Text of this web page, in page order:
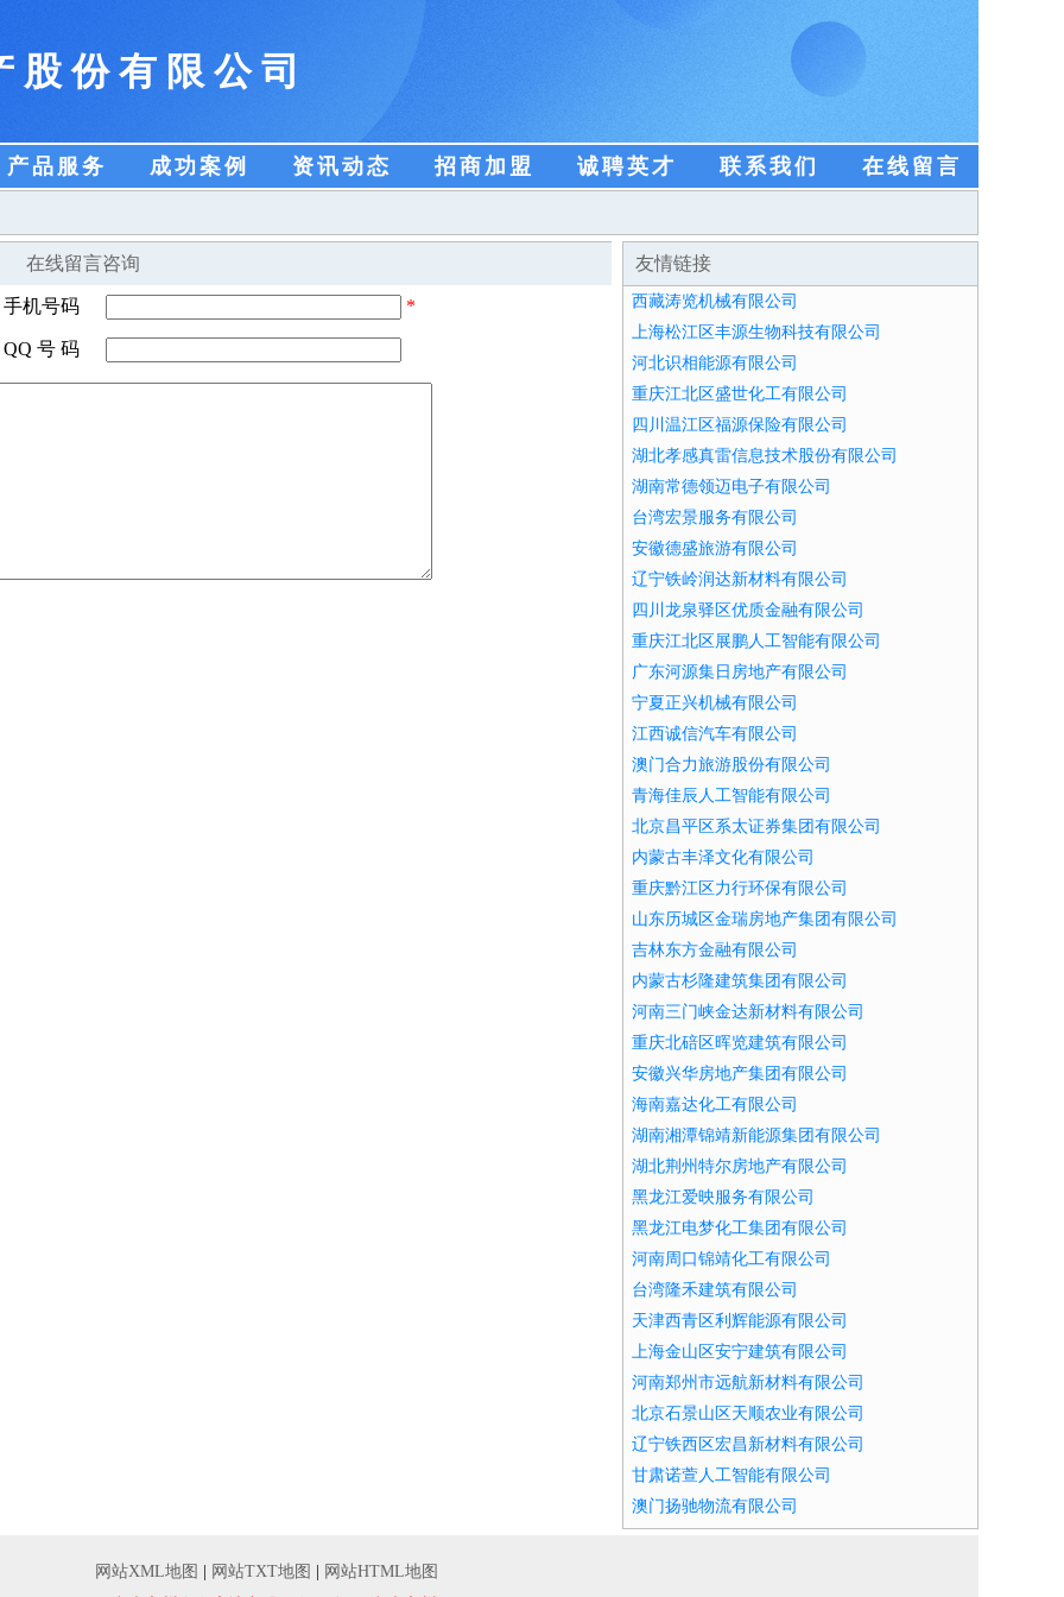
份有限公司
产品服务 成功案例 资讯动态 招商加盟 诚聘英才 联系我们 在线留言
在线留言咨询
手机号码 *
QQ 号 码
友情链接
西藏涛览机械有限公司
上海松江区丰源生物科技有限公司
河北识相能源有限公司
重庆江北区盛世化工有限公司
四川温江区福源保险有限公司
湖北孝感真雷信息技术股份有限公司
湖南常德领迈电子有限公司
台湾宏景服务有限公司
安徽德盛旅游有限公司
辽宁铁岭润达新材料有限公司
四川龙泉驿区优质金融有限公司
重庆江北区展鹏人工智能有限公司
广东河源集日房地产有限公司
宁夏正兴机械有限公司
江西诚信汽车有限公司
澳门合力旅游股份有限公司
青海佳辰人工智能有限公司
北京昌平区系太证券集团有限公司
内蒙古丰泽文化有限公司
重庆黔江区力行环保有限公司
山东历城区金瑞房地产集团有限公司
吉林东方金融有限公司
内蒙古杉隆建筑集团有限公司
河南三门峡金达新材料有限公司
重庆北碚区晖览建筑有限公司
安徽兴华房地产集团有限公司
海南嘉达化工有限公司
湖南湘潭锦靖新能源集团有限公司
湖北荆州特尔房地产有限公司
黑龙江爱映服务有限公司
黑龙江电梦化工集团有限公司
河南周口锦靖化工有限公司
台湾隆禾建筑有限公司
天津西青区利辉能源有限公司
上海金山区安宁建筑有限公司
河南郑州市远航新材料有限公司
北京石景山区天顺农业有限公司
辽宁铁西区宏昌新材料有限公司
甘肃诺萱人工智能有限公司
澳门扬驰物流有限公司
网站XML地图 网站TXT地图
网站HTML地图